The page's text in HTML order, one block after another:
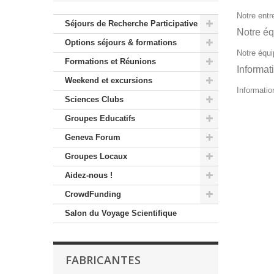
Séjours de Recherche Participative
Options séjours & formations
Formations et Réunions
Weekend et excursions
Sciences Clubs
Groupes Educatifs
Geneva Forum
Groupes Locaux
Aidez-nous !
CrowdFunding
Salon du Voyage Scientifique
FABRICANTES
Notre
Notre
Notre